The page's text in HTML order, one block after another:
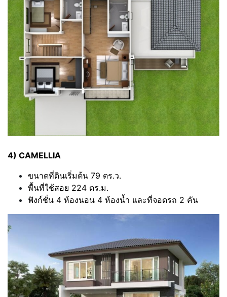
4) CAMELLIA
ขนาดที่ดินเริ่มต้น 79 ตร.ว.
พื้นที่ใช้สอย 224 ตร.ม.
ฟังก์ชั่น 4 ห้องนอน 4 ห้องน้ำ และที่จอดรถ 2 คัน